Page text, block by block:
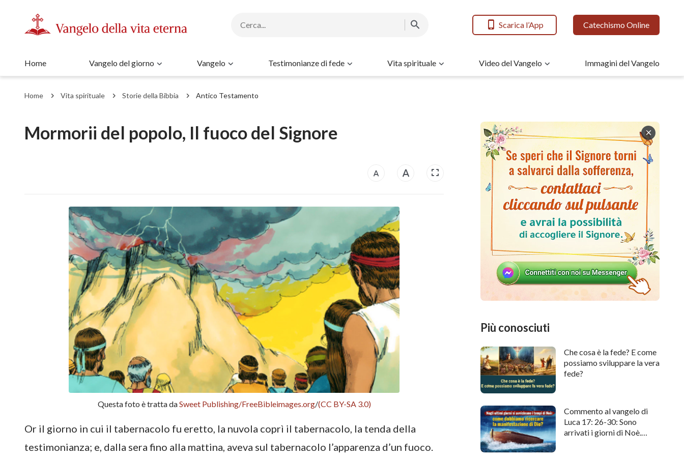
Scarica l’App Catechismo Online
Home Vangelo del giorno Vangelo Testimonianze di fede Vita spirituale Video del Vangelo Immagini del Vangelo
Home Vita spirituale Storie della Bibbia Antico Testamento
Mormorii del popolo, Il fuoco del Signore
Questa foto è tratta daSweet Publishing/FreeBibleimages.org/(CC BY-SA 3.0)
Or il giorno in cui il tabernacolo fu eretto, la nuvola coprì il tabernacolo, la tenda della
testimonianza; e, dalla sera fino alla mattina, aveva sul tabernacolo l’apparenza d’un fuoco.
Più conosciuti
Che cosa è la fede? E come
possiamo sviluppare la vera
fede?
Commento al vangelo di
Luca 17: 26-30: Sono
arrivati i giorni di Noè.